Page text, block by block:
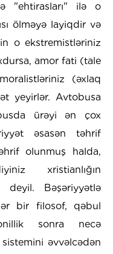
"ehtirasları" ilə o
ölməyə layiqdir və
o ekstremistləriniz
amor fati (tale
(əxlaq
yeyirlər. Avtobusa
ürəyi ən çox
əsasən təhrif
olunmuş halda,
xristianlığın
deyil. Bəşəriyyətlə
bir filosof, qəbul
sonra necə
əvvəlcədən